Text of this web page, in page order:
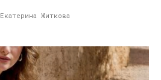
Екатерина Житкова